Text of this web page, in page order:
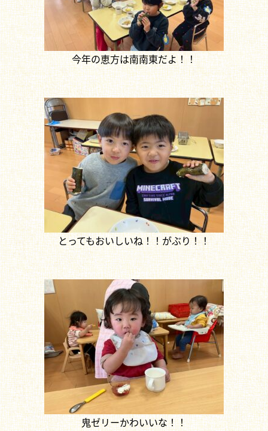
今年の恵方は南南東だよ！！
とってもおいしいね！！がぶり！！
鬼ゼリーかわいいな！！